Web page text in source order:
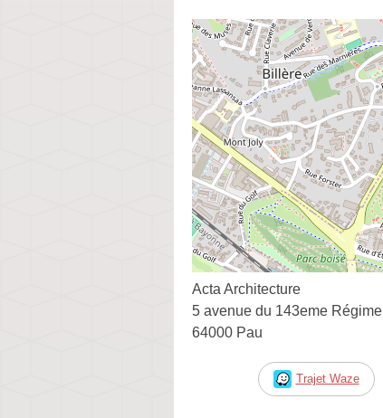
Acta Architecture
5 avenue du 143eme
64000 Pau
Trajet Waze